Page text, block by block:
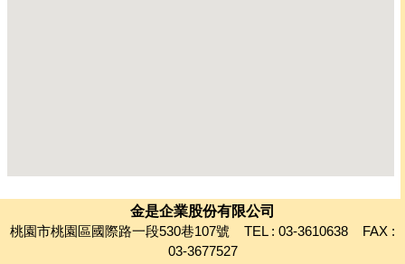
金是企業股份有限公司
桃園市桃園區國際路一段530巷107號 TEL : 03-3610638 FAX :
03-3677527